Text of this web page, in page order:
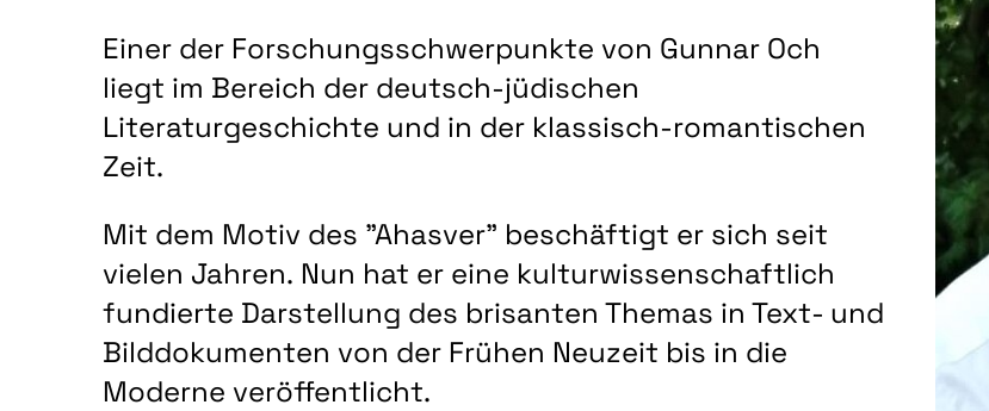
Einer der Forschungsschwerpunkte von Gunnar Och
liegt im Bereich der deutsch-jüdischen
Literaturgeschichte und in der klassisch-romantischen
Zeit.
Mit dem Motiv des "Ahasver" beschäftigt er sich seit
vielen Jahren. Nun hat er eine kulturwissenschaftlich
fundierte Darstellung des brisanten Themas in Text- und
Bilddokumenten von der Frühen Neuzeit bis in die
Moderne veröffentlicht.